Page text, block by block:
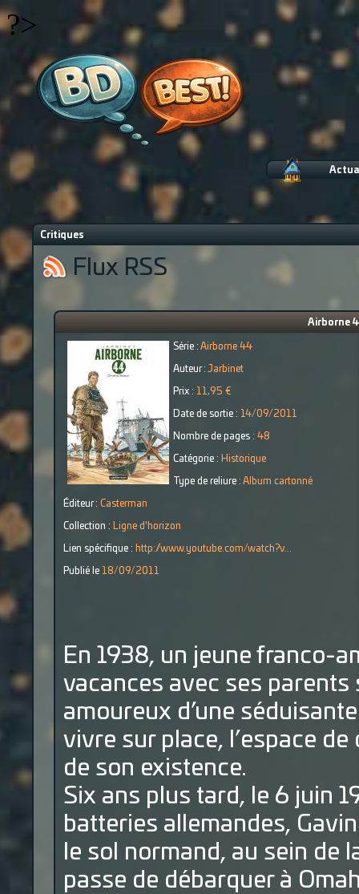
?>
Critiques
Flux RSS
Airborne
Série : Airborne 44
Auteur : Jarbinet
Prix : 11,95 €
Date de sortie : 14/09/2011
Nombre de pages : 48
Catégorie : Historique
Type de reliure : Album cartonné
Éditeur : Casterman
Collection : Ligne d'horizon
Lien spécifique : http://www.youtube.com/watch?v...
Publié le 18/09/2011
En 1938, un jeune franco-
vacances avec ses
amoureux d’une
vivre sur place, l’espace
de son existence.
Six ans plus tard, le 6 juin
batteries allemandes,
le sol normand, au sein de
passe de débarquer à